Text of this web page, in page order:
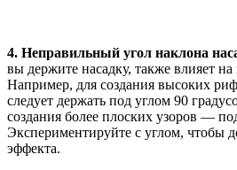
4. Неправильный угол наклона
вы держите насадку, также влияет на
Например, для создания высоких
следует держать под углом 90
создания более плоских узоров —
Экспериментируйте с углом, чтобы
эффекта.